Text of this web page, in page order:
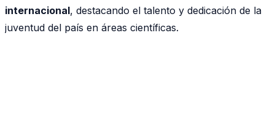
internacional, destacando el talento y dedicación de la
juventud del país en áreas científicas.